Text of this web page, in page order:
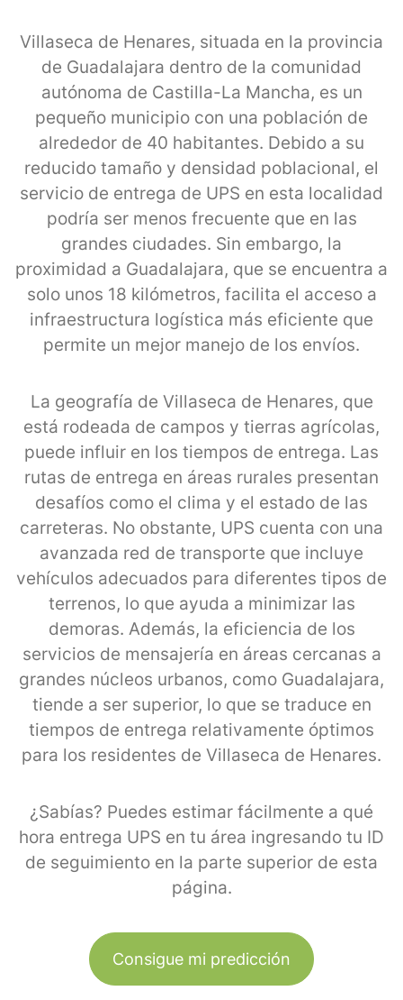
Villaseca de Henares, situada en la provincia
de Guadalajara dentro de la comunidad
autónoma de Castilla-La Mancha, es un
pequeño municipio con una población de
alrededor de 40 habitantes. Debido a su
reducido tamaño y densidad poblacional, el
servicio de entrega de UPS en esta localidad
podría ser menos frecuente que en las
grandes ciudades. Sin embargo, la
proximidad a Guadalajara, que se encuentra a
solo unos 18 kilómetros, facilita el acceso a
infraestructura logística más eficiente que
permite un mejor manejo de los envíos.
La geografía de Villaseca de Henares, que
está rodeada de campos y tierras agrícolas,
puede influir en los tiempos de entrega. Las
rutas de entrega en áreas rurales presentan
desafíos como el clima y el estado de las
carreteras. No obstante, UPS cuenta con una
avanzada red de transporte que incluye
vehículos adecuados para diferentes tipos de
terrenos, lo que ayuda a minimizar las
demoras. Además, la eficiencia de los
servicios de mensajería en áreas cercanas a
grandes núcleos urbanos, como Guadalajara,
tiende a ser superior, lo que se traduce en
tiempos de entrega relativamente óptimos
para los residentes de Villaseca de Henares.
¿Sabías? Puedes estimar fácilmente a qué
hora entrega UPS en tu área ingresando tu ID
de seguimiento en la parte superior de esta
página.
Consigue mi predicción